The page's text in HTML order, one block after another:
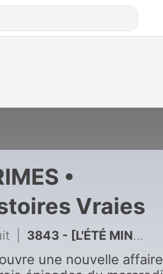
•
Vraies
3843 - [L'ÉTÉ MINUIT] Arsène Lupin • Arsène Lupin en prison
une nouvelle affaire